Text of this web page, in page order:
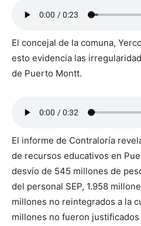
El concejal de la comuna,
esto evidencia las
de Puerto Montt.
El informe de Contraloría
de recursos educativos en
desvío de 545 millones de
del personal SEP, 1.958
millones no reintegrados a la
millones no fueron